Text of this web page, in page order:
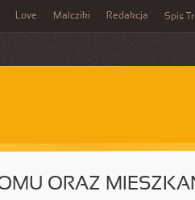
Love Malcziki Redakcja Spis
ORAZ